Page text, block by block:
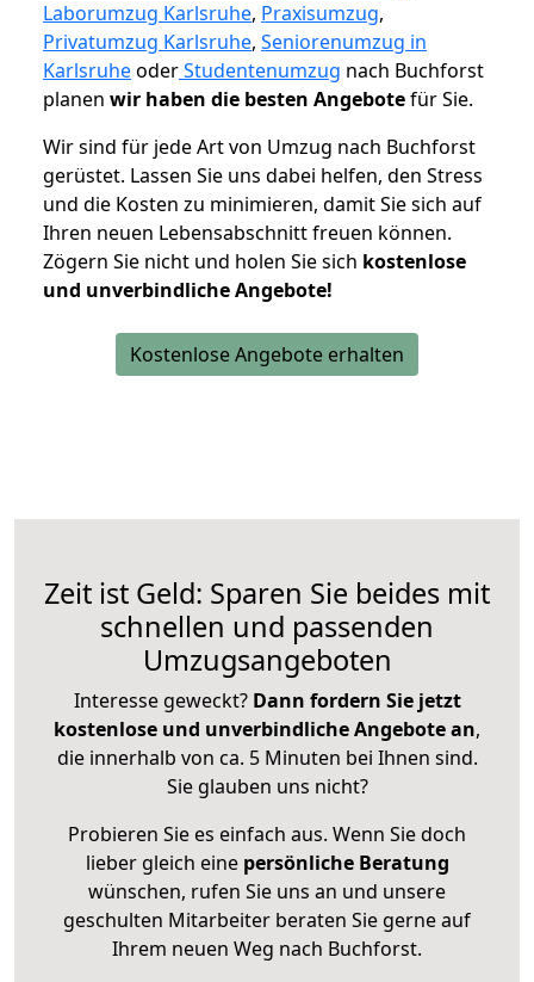
Laborumzug Karlsruhe, Praxisumzug,
Privatumzug Karlsruhe, Seniorenumzug in
KarlsruheoderStudentenumzug nach Buchforst
planen wir haben die besten Angebotefür Sie.
Wir sind für jede Art von Umzug nach Buchforst
gerüstet. Lassen Sie uns dabei helfen, den Stress
und die Kosten zu minimieren, damit Sie sich auf
Ihren neuen Lebensabschnitt freuen können.
Zögern Sie nicht und holen Sie sich kostenlose
und unverbindliche Angebote!
Kostenlose Angebote erhalten
Zeit ist Geld: Sparen Sie beides mit
schnellen und passenden
Umzugsangeboten
Interesse geweckt? Dann fordern Sie jetzt
kostenlose und unverbindliche Angebote an,
die innerhalb von ca. 5 Minuten bei Ihnen sind.
Sie glauben uns nicht?
Probieren Sie es einfach aus. Wenn Sie doch
lieber gleich eine persönliche Beratung
wünschen, rufen Sie uns an und unsere
geschulten Mitarbeiter beraten Sie gerne auf
Ihrem neuen Weg nach Buchforst.